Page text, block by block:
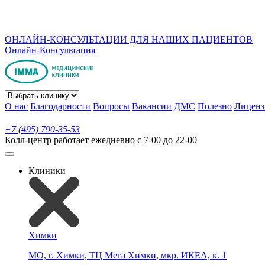
ОНЛАЙН-КОНСУЛЬТАЦИИ ДЛЯ НАШИХ ПАЦИЕНТОВ
Онлайн-Консультация
О нас Благодарности Вопросы Вакансии ДМС Полезно
+7 (495) 790-35-53
Колл-центр работает ежедневно с 7-00 до 22-00
Клиники
Химки
МО, г. Химки, ТЦ Мега Химки, мкр. ИКЕА, к. 1